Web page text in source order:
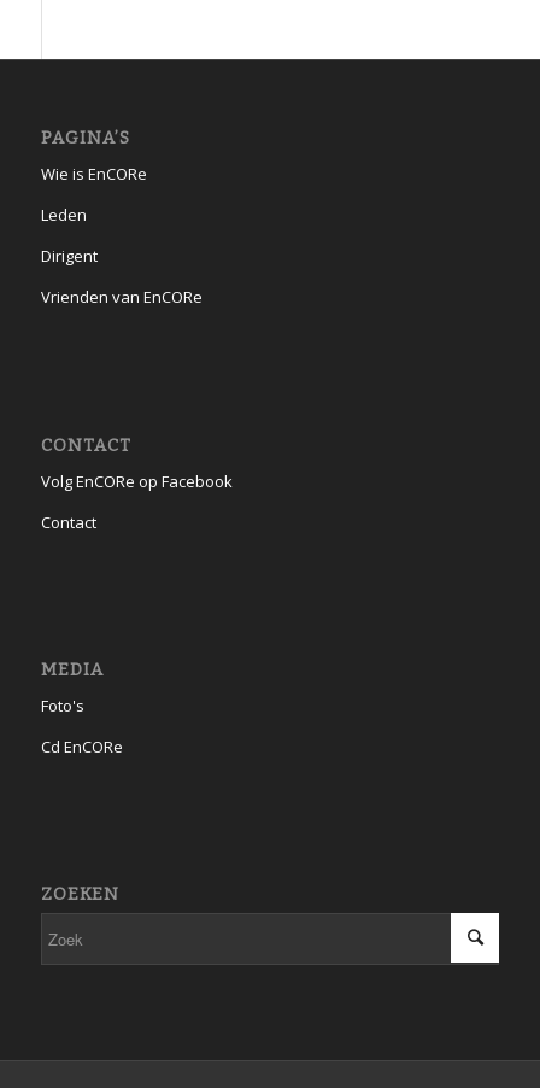
PAGINA’S
Wie is EnCORe
Leden
Dirigent
Vrienden van EnCORe
CONTACT
Volg EnCORe op Facebook
Contact
MEDIA
Foto's
Cd EnCORe
ZOEKEN